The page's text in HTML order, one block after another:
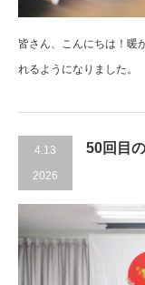
皆さん、こんにちは！暖
れるようになりました。
4.13
2026
50回目